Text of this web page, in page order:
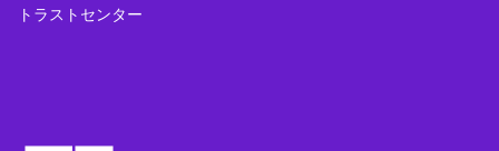
トラストセンター